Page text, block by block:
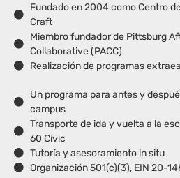
Fundado en 2004 como Centro
Craft
Miembro fundador de Pittsburg
Collaborative (PACC)
Realización de programas
Un programa para antes y
campus
Transporte de ida y vuelta a la
60 Civic
Tutoría y asesoramiento in situ
Organización 501(c)(3), EIN 20-